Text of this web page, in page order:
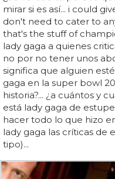
mirar si es así... i could
don't need to cater to
that's the stuff of
lady gaga a quienes
no por no tener unos
significa que alguien
gaga en la super bowl
historia?... ¿a cuántos y
está lady gaga de
hacer todo lo que hizo
lady gaga las críticas de
tipo)...